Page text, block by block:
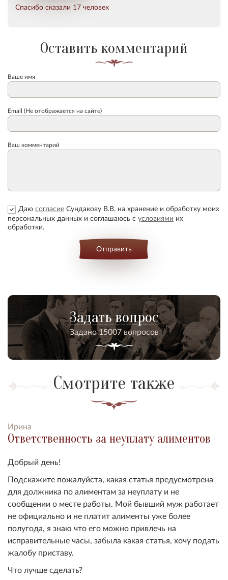
Спасибо сказали 17 человек
Оставить комментарий
Ваше имя
Email (Не отображается на сайте)
Ваш комментарий
Даю согласие Сундакову В.В. на хранение и обработку моих
персональных данных и соглашаюсь с условиями их
обработки.
Отправить
Задать вопрос
Задано 15007 вопросов
Смотрите также
Ирина
Ответственность за неуплату алиментов
Добрый день!
Подскажите пожалуйста, какая статья предусмотрена
для должника по алиментам за неуплату и не
сообщении о месте работы. Мой бывший муж работает
не официально и не платит алименты уже более
полугода, я знаю что его можно привлечь на
исправительные часы, забыла какая статья, хочу подать
жалобу приставу.
Что лучше сделать?